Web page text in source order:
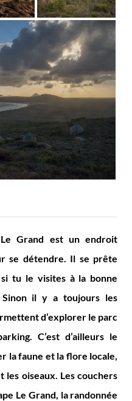
Grand est un endroit
se détendre. Il se prête
tu le visites à la bonne
Sinon il y a toujours les
d’explorer le parc
C’est d’ailleurs le
la faune et la flore locale,
les oiseaux. Les couchers
Le Grand, la randonnée